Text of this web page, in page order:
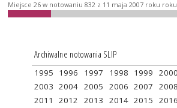
Miejsce 26 w notowaniu 832 z 11 maja 2007 roku roku
Archiwalne notowania SLIP
1995 1996 1997 1998 1999 2000
2003 2004 2005 2006 2007 2008
2011
2012 2013 2014 2015 2016